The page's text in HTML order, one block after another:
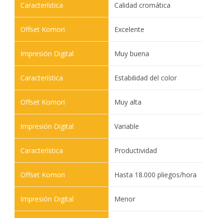
Calidad cromática
Excelente
Muy buena
Estabilidad del color
Muy alta
Variable
Productividad
Hasta 18.000 pliegos/hora
Menor